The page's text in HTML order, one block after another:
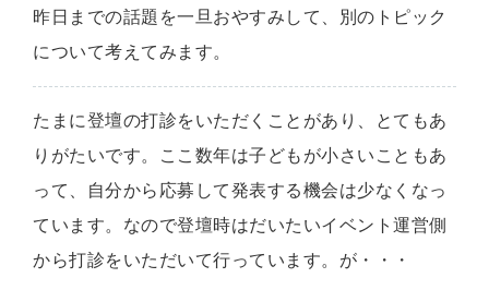
昨日までの話題を一旦おやすみして、別のトピック
について考えてみます。
たまに登壇の打診をいただくことがあり、とてもあ
りがたいです。ここ数年は子どもが小さいこともあ
って、自分から応募して発表する機会は少なくなっ
ています。なので登壇時はだいたいイベント運営側
から打診をいただいて行っています。が・・・